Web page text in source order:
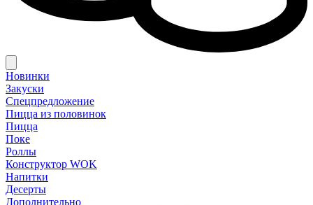
Новинки
Закуски
Спецпредложение
Пицца из половинок
Пицца
Поке
Роллы
Конструктор WOK
Напитки
Десерты
Дополнительно